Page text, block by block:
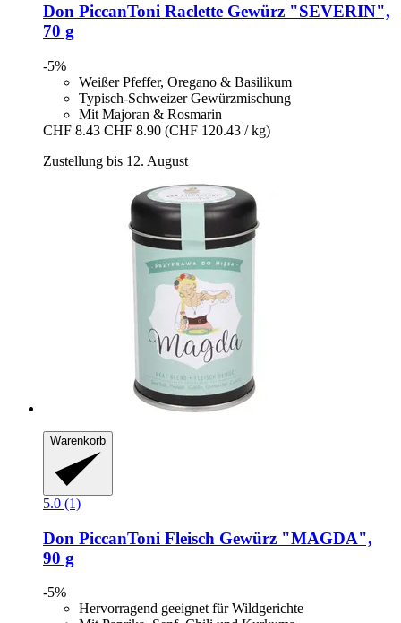
Don PiccanToni Raclette Gewürz "SEVERIN",
70 g
-5%
Weißer Pfeffer, Oregano & Basilikum
Typisch-Schweizer Gewürzmischung
Mit Majoran & Rosmarin
CHF 8.43 CHF 8.90 (CHF 120.43 / kg)
Zustellung bis 12. August
Warenkorb
5.0 (1)
Don PiccanToni Fleisch Gewürz "MAGDA",
90 g
-5%
Hervorragend geeignet für Wildgerichte